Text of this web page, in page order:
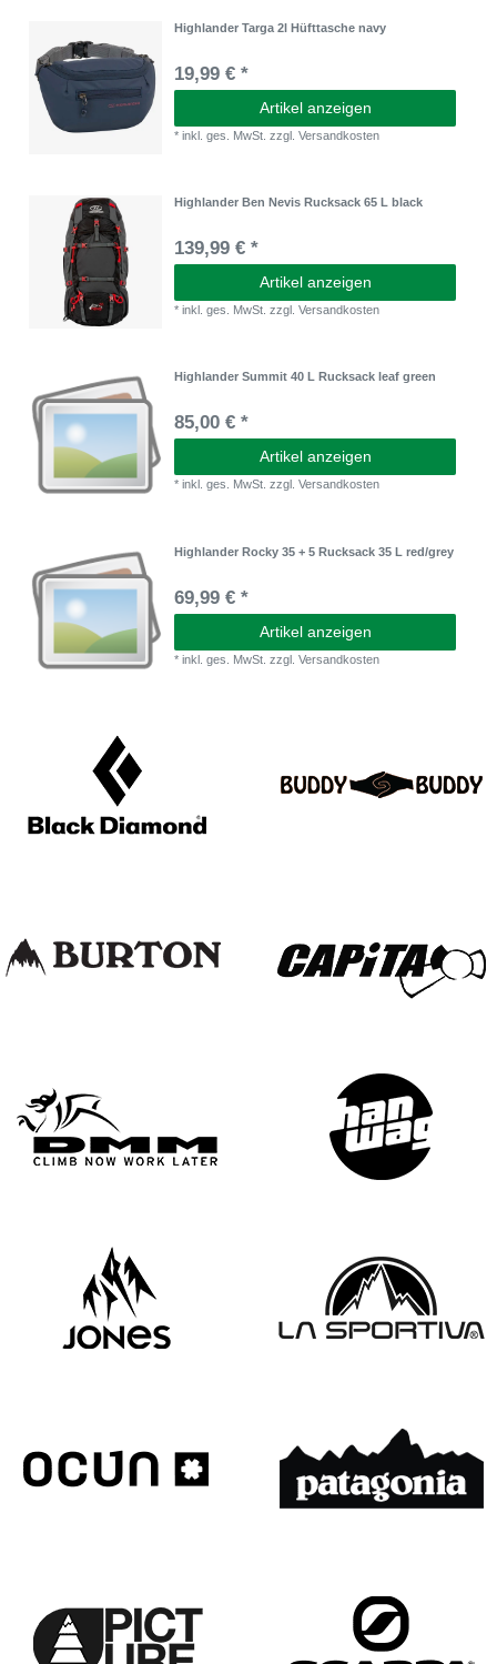
Highlander Targa 2l Hüfttasche navy
19,99 € *
Artikel anzeigen
*inkl. ges. MwSt. zzgl.Versandkosten
Highlander Ben Nevis Rucksack 65 L black
139,99 € *
Artikel anzeigen
*inkl. ges. MwSt. zzgl.Versandkosten
Highlander Summit 40 L Rucksack leaf green
85,00 € *
Artikel anzeigen
*inkl. ges. MwSt. zzgl.Versandkosten
Highlander Rocky 35 + 5 Rucksack 35 L red/grey
69,99 € *
Artikel anzeigen
*inkl. ges. MwSt. zzgl.Versandkosten